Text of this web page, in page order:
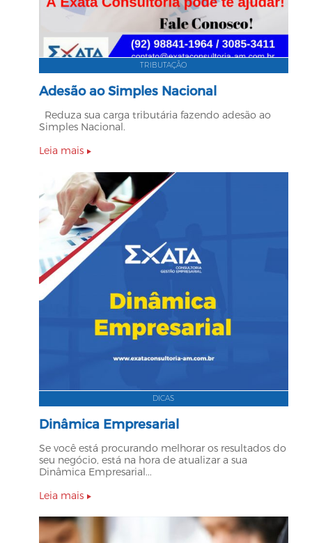
TRIBUTAÇÃO
Adesão ao Simples Nacional
Reduza sua carga tributária fazendo adesão ao
Simples Nacional.
Leia mais
DICAS
Dinâmica Empresarial
Se você está procurando melhorar os resultados do
seu negócio, está na hora de atualizar a sua
Dinâmica Empresarial...
Leia mais